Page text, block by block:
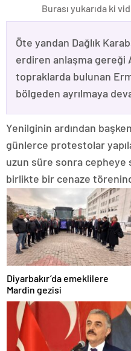
Burası yukarıda ki
Öte yandan Dağlık
erdiren anlaşma gereği
topraklarda bulunan
bölgeden ayrılmaya
Yenilginin ardından
günlerce protestolar
uzun süre sonra cepheye
birlikte bir cenaze
Diyarbakır’da emeklilere
Mardin gezisi